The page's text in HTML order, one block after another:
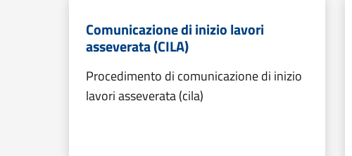
Comunicazione di inizio lavori
asseverata (CILA)
Procedimento di comunicazione di inizio
lavori asseverata (cila)